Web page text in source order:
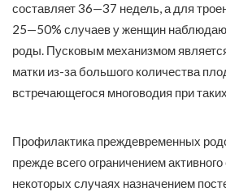
составляет 36—37 недель, а для
25—50% случаев у женщин
роды. Пусковым механизмом
матки из-за большого количества
встречающегося многоводия при
Профилактика преждевременных
прежде всего ограничением
некоторых случаях назначением